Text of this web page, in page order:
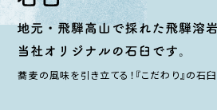
蕎麦の風味を引き立てる！『こだわり』の石臼